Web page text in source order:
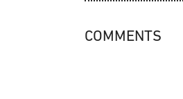
COMMENTS